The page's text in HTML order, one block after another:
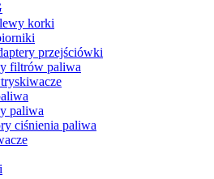
korki
przejściówki
filtrów paliwa
paliwa
ciśnienia paliwa